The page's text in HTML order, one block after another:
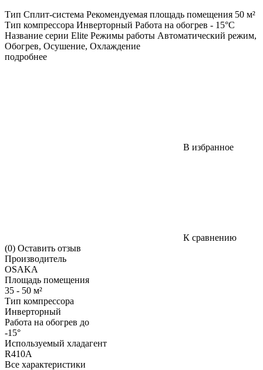
Тип Сплит-система Рекомендуемая площадь помещения 50 м²
Тип компрессора Инверторный Работа на обогрев - 15°C
Название серии Elite Режимы работы Автоматический режим,
Обогрев, Осушение, Охлаждение
подробнее
В избранное
К сравнению
(0) Оставить отзыв
Производитель
OSAKA
Площадь помещения
35 - 50 м²
Тип компрессора
Инверторный
Работа на обогрев до
-15°
Используемый хладагент
R410A
Все характеристики